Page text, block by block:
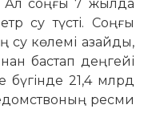
Ал соңғы 7 жылда
су түсті. Соңғы
су көлемі азайды,
бастап деңгейі
бүгінде 21,4 млрд
ресми